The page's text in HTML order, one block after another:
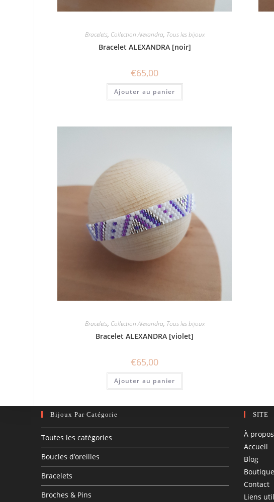
Bracelets, Collection Alexandra, Tous les bijoux
Bracelet ALEXANDRA [noir]
€65,00
Ajouter au panier
Bracelets, Collection Alexandra, Tous les bijoux
Bracelet ALEXANDRA [violet]
€65,00
Ajouter au panier
Bijoux Par Catégorie
Toutes les catégories
Boucles d’oreilles
Bracelets
Broches & Pins
SITE
À propos
Accueil
Blog
Boutique
Contact
Liens